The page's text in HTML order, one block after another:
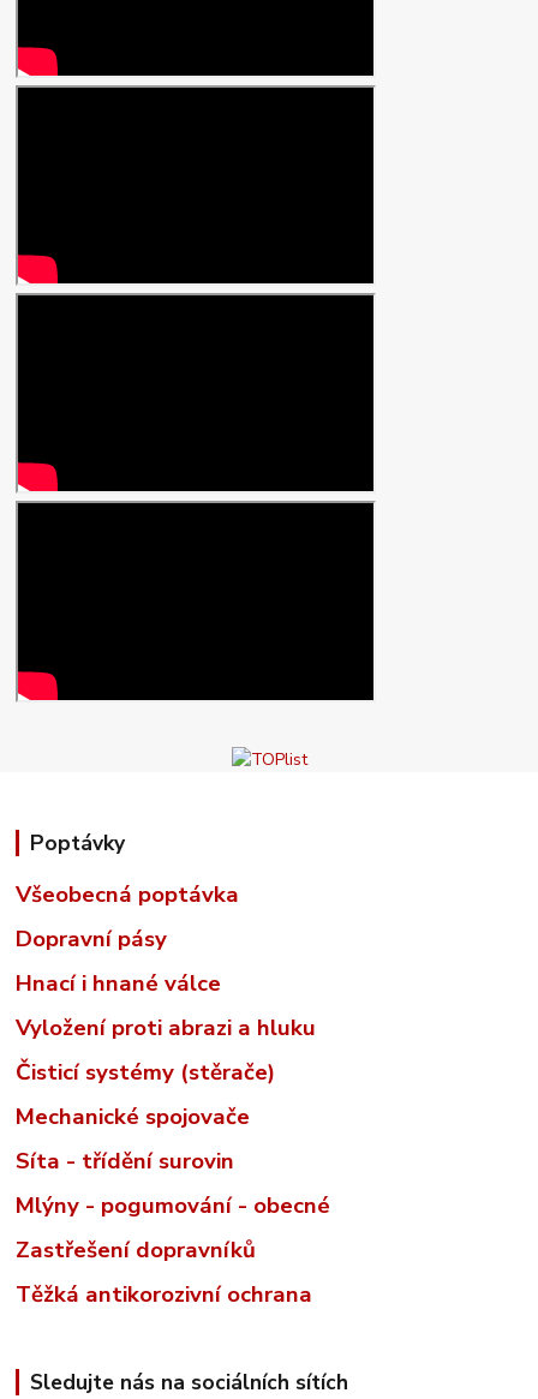
Poptávky
Všeobecná poptávka
Dopravní pásy
Hnací i hnané válce
Vyložení proti abrazi a hluku
Čisticí systémy (stěrače)
Mechanické spojovače
Síta - třídění surovin
Mlýny - pogumování - obecné
Zastřešení dopravníků
Těžká antikorozivní ochrana
Sledujte nás na sociálních sítích